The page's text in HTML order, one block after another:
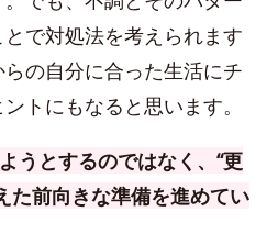
で対処法を考えられます
の自分に合った生活にチ
トにもなると思います。
うとするのではなく、“更
た前向きな準備を進めてい